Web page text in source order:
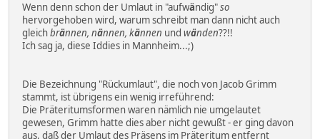
Wenn denn schon der Umlaut in "aufwändig"so
hervorgehoben wird, warum schreibt man dann nicht auch
gleichbrännen, nännen, kännen und wänden??!!
Ich sag ja, diese Iddies in Mannheim...;)
Die Bezeichnung "Rückumlaut", die noch von Jacob Grimm
stammt, ist übrigens ein wenig irreführend:
Die Präteritumsformen waren nämlich nie umgelautet
gewesen, Grimm hatte dies aber nicht gewußt - er ging davon
aus, daß der Umlaut des Präsens im Präteritum entfernt